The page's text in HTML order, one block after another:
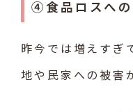
④食品ロスへの
昨今では増えすぎ
地や民家への被害